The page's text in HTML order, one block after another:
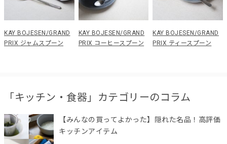
KAY BOJESEN/GRAND
PRIX ジャムスプーン
KAY BOJESEN/GRAND
PRIX コーヒースプーン
KAY BOJESEN/GRAND
PRIX ティースプーン
「キッチン・食器」カテゴリーのコラム
【みんなの買ってよかった】隠れた名品！高評価
キッチンアイテム